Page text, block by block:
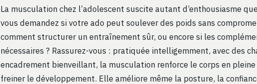
La musculation chez l’adolescent suscite autant d’enthousiasme
vous demandez si votre ado peut soulever des poids sans
comment structurer un entraînement sûr, ou encore si les
nécessaires ? Rassurez-vous : pratiquée intelligemment, avec des
encadrement bienveillant, la musculation renforce le corps en
freiner le développement. Elle améliore même la posture, la